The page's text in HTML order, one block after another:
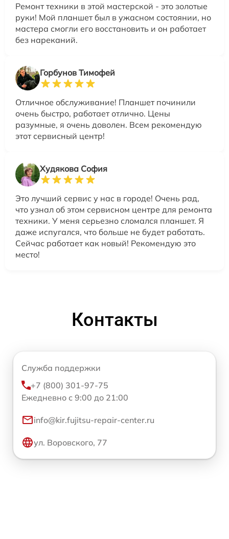
Ремонт техники в этой мастерской - это золотые
руки! Мой планшет был в ужасном состоянии, но
мастера смогли его восстановить и он работает
без нареканий.
Горбунов Тимофей
Отличное обслуживание! Планшет починили
очень быстро, работает отлично. Цены
разумные, я очень доволен. Всем рекомендую
этот сервисный центр!
Худякова София
Это лучший сервис у нас в городе! Очень рад,
что узнал об этом сервисном центре для ремонта
техники. У меня серьезно сломался планшет. Я
даже испугался, что больше не будет работать.
Сейчас работает как новый! Рекомендую это
место!
Контакты
Служба поддержки
+7 (800) 301-97-75
Ежедневно с 9:00 до 21:00
info@kir.fujitsu-repair-center.ru
ул. Воровского, 77